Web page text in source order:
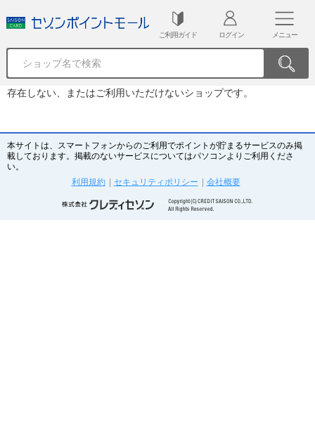
ご利用ガイド ログイン メニュー
存在しない、またはご利用いただけないショップです。
本サイトは、スマートフォンからのご利用でポイントが貯まるサービスのみ掲
載しております。掲載のないサービスについてはパソコンよりご利用くださ
い。
利用規約
セキュリティポリシー 会社概要